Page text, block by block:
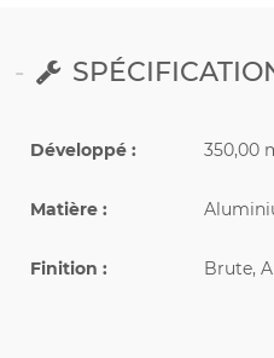
Développé : 350,00
Matière :
Finition : Brute,